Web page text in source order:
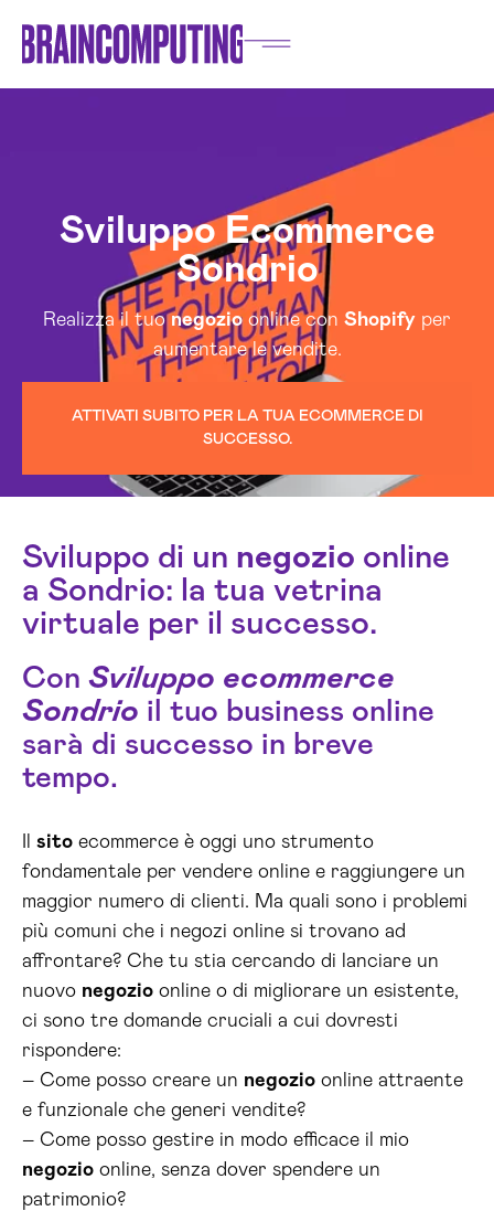
Sviluppo Ecommerce
Sondrio
Realizza il tuonegozioonline con Shopify per
aumentare le vendite.
ATTIVATI SUBITO PER LA TUA ECOMMERCE DI
SUCCESSO.
Sviluppo di un negozio online
a Sondrio: la tua vetrina
virtuale per il successo.
Con Sviluppo ecommerce
Sondrio il tuo business online
sarà di successo in breve
tempo.
sito ecommerce è oggi uno strumento
fondamentale per vendere online e raggiungere un
maggior numero di clienti. Ma quali sono i problemi
più comuni che i negozi online si trovano ad
affrontare? Che tu stia cercando di lanciare un
nuovo negozio online o di migliorare un esistente,
ci sono tre domande cruciali a cui dovresti
rispondere:
– Come posso creare un negozio online attraente
e funzionale che generi vendite?
– Come posso gestire in modo efficace il mio
negozio online, senza dover spendere un
patrimonio?